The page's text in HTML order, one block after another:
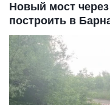
Новый мост
построить в